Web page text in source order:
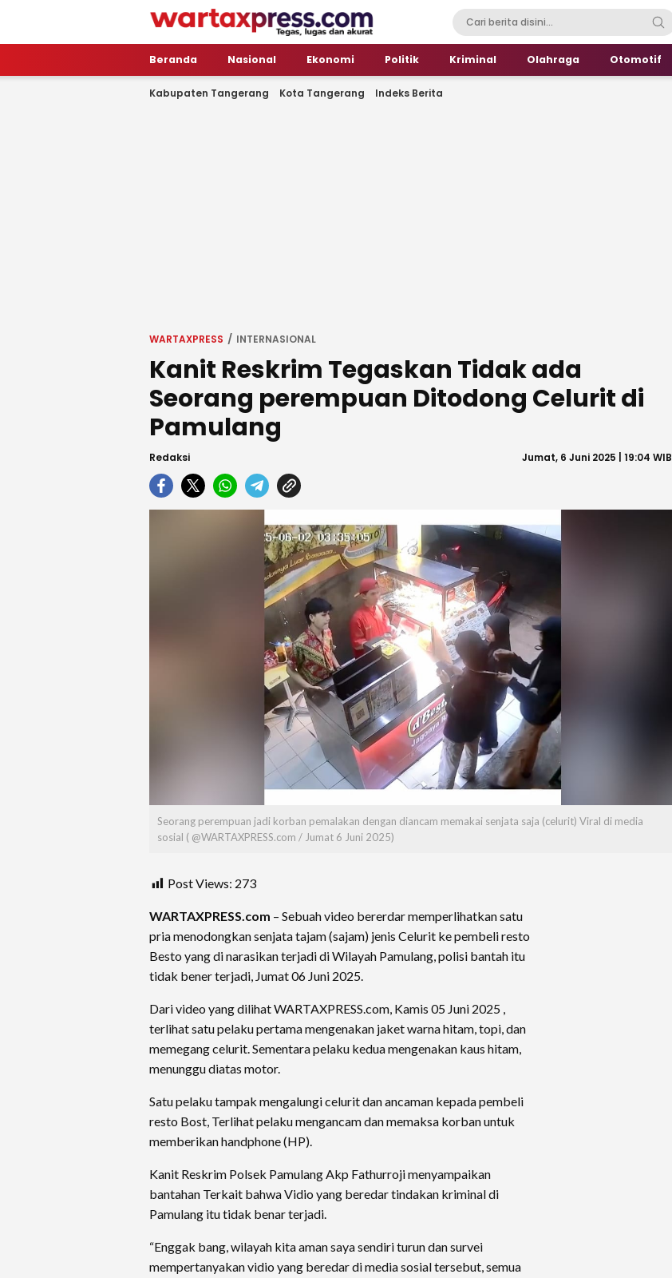
WartaXpress
Tegas, Lugas dan Akurat
Beranda Nasional Ekonomi Politik Kriminal Olahraga Otomotif
Kabupaten Tangerang Kota Tangerang Indeks Berita
WARTAXPRESS INTERNASIONAL
Kanit Reskrim Tegaskan Tidak ada
Seorang perempuan Ditodong Celurit di
Pamulang
Redaksi Jumat, 6 Juni 2025 | 19:04 WIB
Seorang perempuan jadi korban pemalakan dengan diancam memakai senjata saja (celurit) Viral di media
sosial ( @WARTAXPRESS.com / Jumat 6 Juni 2025)
Post Views: 273
WARTAXPRESS.com – Sebuah video bererdar memperlihatkan satu
pria menodongkan senjata tajam (sajam) jenis Celurit ke pembeli resto
Besto yang di narasikan terjadi di Wilayah Pamulang, polisi bantah itu
tidak bener terjadi, Jumat 06 Juni 2025.
Dari video yang dilihat WARTAXPRESS.com, Kamis 05 Juni 2025 ,
terlihat satu pelaku pertama mengenakan jaket warna hitam, topi, dan
memegang celurit. Sementara pelaku kedua mengenakan kaus hitam,
menunggu diatas motor.
Satu pelaku tampak mengalungi celurit dan ancaman kepada pembeli
resto Bost, Terlihat pelaku mengancam dan memaksa korban untuk
memberikan handphone (HP).
Kanit Reskrim Polsek Pamulang Akp Fathurroji menyampaikan
bantahan Terkait bahwa Vidio yang beredar tindakan kriminal di
Pamulang itu tidak benar terjadi.
“Enggak bang, wilayah kita aman saya sendiri turun dan survei
mempertanyakan vidio yang beredar di media sosial tersebut, semua